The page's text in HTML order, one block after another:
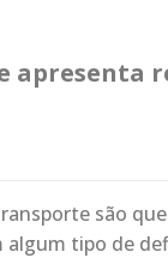
são
algum tipo de